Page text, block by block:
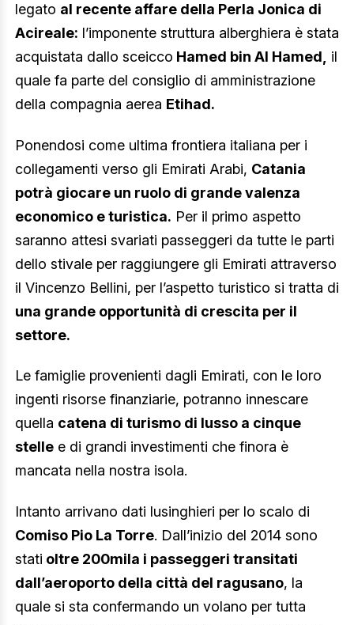
legato al recente affare della Perla Jonica di
Acireale: l’imponente struttura alberghiera è stata
acquistata dallo sceicco Hamed bin Al Hamed,
il
quale fa parte del consiglio di amministrazione
della compagnia aerea Etihad.
Ponendosi come ultima frontiera italiana per i
collegamenti verso gli Emirati Arabi, Catania
potrà giocare un ruolo di grande valenza
economico e turistica. Per il primo aspetto
saranno attesi svariati passeggeri da tutte le parti
dello stivale per raggiungere gli Emirati attraverso
il Vincenzo Bellini, per l’aspetto turistico si tratta di
una grande opportunità di crescita per il
settore.
Le famiglie provenienti dagli Emirati, con le loro
ingenti risorse finanziarie, potranno innescare
quella catena di turismo di lusso a cinque
stelle e di grandi investimenti che finora è
mancata nella nostra isola.
Intanto arrivano dati lusinghieri per lo scalo di
Comiso Pio La Torre. Dall’inizio del 2014 sono
stati oltre 200mila i passeggeri transitati
dall’aeroporto della città del ragusano, la
quale si sta confermando un volano per tutta